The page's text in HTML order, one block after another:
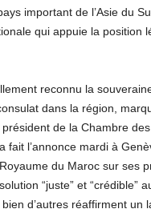
important de l’Asie du
qui appuie la position
reconnu la
dans la région,
président de la Chambre
fait l’annonce mardi à
du Maroc sur ses
“juste” et
d’autres réaffirment